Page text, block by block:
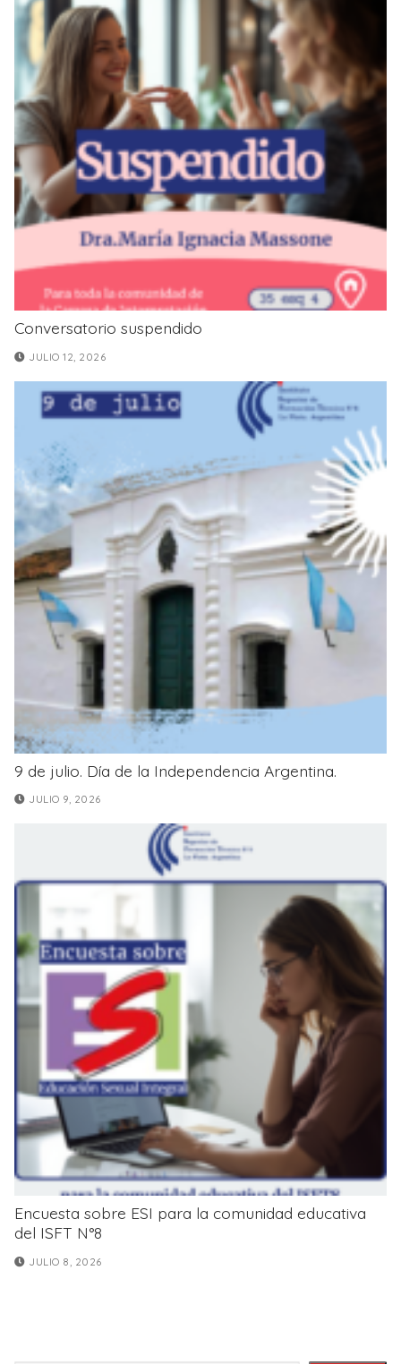
Conversatorio suspendido
JULIO 12, 2026
9 de julio. Día de la Independencia Argentina.
JULIO 9, 2026
Encuesta sobre ESI para la comunidad educativa
del ISFT N°8
JULIO 8, 2026